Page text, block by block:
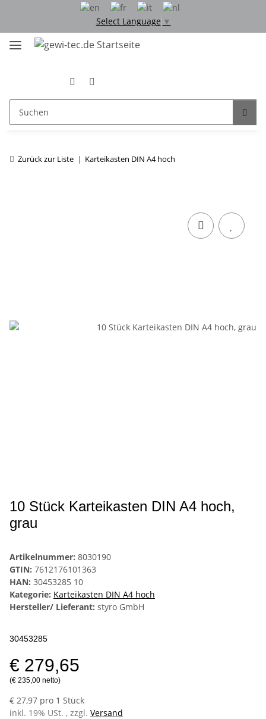
Select Language ▼
Zurück zur Liste Karteikasten DIN A4 hoch
10 Stück Karteikasten DIN A4 hoch,
grau
Artikelnummer: 8030190
GTIN: 7612176101363
HAN: 30453285 10
Kategorie: Karteikasten DIN A4 hoch
Hersteller/ Lieferant: styro GmbH
30453285
€ 279,65
(€ 235,00 netto)
€ 27,97 pro 1 Stück
inkl. 19% USt. , zzgl. Versand